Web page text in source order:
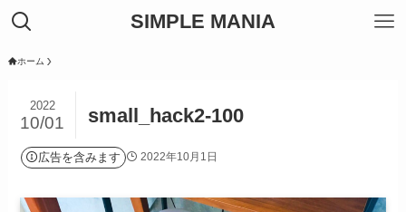
SIMPLE MANIA
ホーム
small_hack2-100
2022
10/01
広告を含みます 2022年10月1日